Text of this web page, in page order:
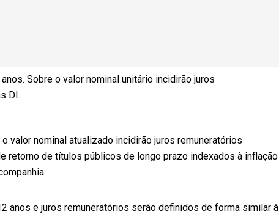
Sobre o valor nominal unitário incidirão juros
DI.
valor nominal atualizado incidirão juros remuneratórios
retorno de títulos públicos de longo prazo indexados à inflação
anos e juros remuneratórios serão definidos de forma similar à